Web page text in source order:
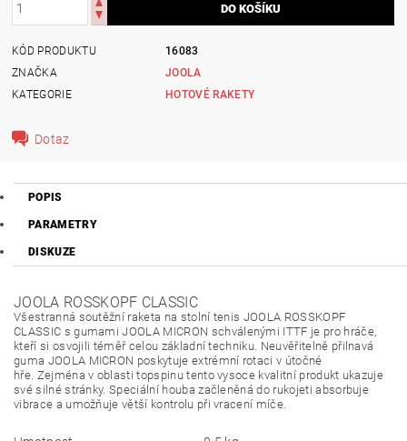
KÓD PRODUKTU
16083
ZNAČKA
JOOLA
KATEGORIE
HOTOVÉ RAKETY
Dotaz
POPIS
PARAMETRY
DISKUZE
JOOLA ROSSKOPF CLASSIC
Všestranná soutěžní raketa na stolní tenis JOOLA ROSSKOPF
CLASSIC s gumami JOOLA MICRON schválenými ITTF je pro hráče,
kteří si osvojili téměř celou základní techniku. Neuvěřitelně přilnavá
guma JOOLA MICRON poskytuje extrémní rotaci v útočné
hře. Zejména v oblasti topspinu tento vysoce kvalitní produkt ukazuje
své silné stránky. Speciální houba začleněná do rukojeti absorbuje
vibrace a umožňuje větší kontrolu při vracení míče.